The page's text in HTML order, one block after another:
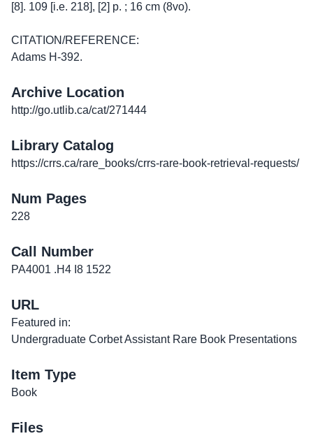
[8]. 109 [i.e. 218], [2] p. ; 16 cm (8vo).
CITATION/REFERENCE:
Adams H-392.
Archive Location
http://go.utlib.ca/cat/271444
Library Catalog
https://crrs.ca/rare_books/crrs-rare-book-retrieval-requests/
Num Pages
228
Call Number
PA4001 .H4 I8 1522
URL
Featured in:
Undergraduate Corbet Assistant Rare Book Presentations
Item Type
Book
Files